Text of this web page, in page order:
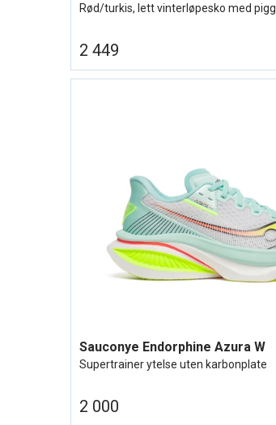
Rød/turkis, lett vinterløpesko med pigg
2 449
Sauconye Endorphine Azura W
Supertrainer ytelse uten karbonplate
2 000